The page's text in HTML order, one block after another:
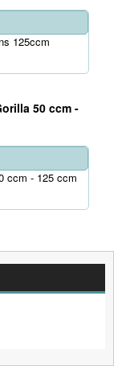
125ccm
ccm - 125 ccm